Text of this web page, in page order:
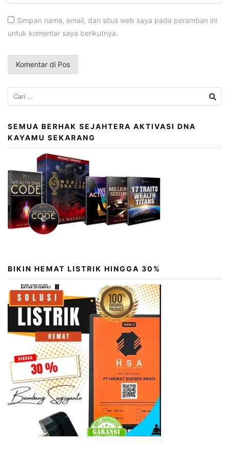
Simpan nama, email, dan situs web saya pada peramban ini
untuk komentar saya berikutnya.
Cari
untuk:
SEMUA BERHAK SEJAHTERA AKTIVASI DNA
KAYAMU SEKARANG
BIKIN HEMAT LISTRIK HINGGA 30%